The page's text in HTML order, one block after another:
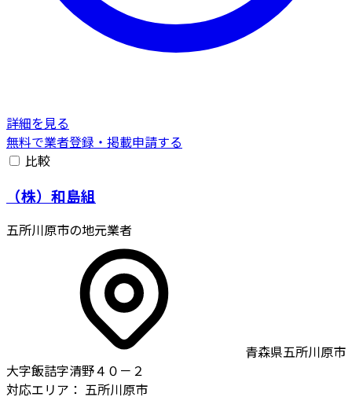
詳細を見る
無料で業者登録・掲載申請する
比較
（株）和島組
五所川原市の地元業者
青森県五所川原市
大字飯詰字清野４０－２
対応エリア： 五所川原市